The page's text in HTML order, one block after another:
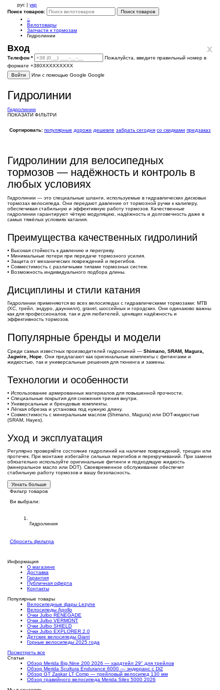
рус | укр
Поиск товаров:
Поиск товаров
⌂
Велотовары
Запчасти к тормозам
Гидролинии
x
Вход
Телефон *
Пожалуйста, введите правильный номер в
формате +380XXXXXXXXX
Войти
Или с помощью Google Google
Гидролинии
Гидролинии
ПОКАЗАТИ ФІЛЬТРИ
Сортировать: популярные дороже дешевле забрать сегодня со скидками предзаказ
Гидролинии для велосипедных
тормозов — надёжность и контроль в
любых условиях
Гидролинии — это специальные шланги, используемые в гидравлических дисковых
тормозах велосипеда. Они передают давление от тормозной ручки к калиперу,
обеспечивая стабильную и эффективную работу тормозов. Качественные
гидролинии гарантируют чёткую модуляцию, надёжность и долговечность даже в
самых тяжёлых условиях катания.
Преимущества качественных гидролиний
• Высокая стойкость к давлению и перегреву.
• Минимальные потери при передаче тормозного усилия.
• Защита от механических повреждений и перегибов.
• Совместимость с различными типами тормозных систем.
• Возможность индивидуального подбора длины.
Дисциплины и стили катания
Гидролинии применяются во всех велосипедах с гидравлическими тормозами: MTB
(XC, трейл, эндуро, даунхилл), gravel, шоссейных и городских. Они одинаково важны
как для профессионалов, так и для любителей, ценящих надёжность и
эффективность тормозов.
Популярные бренды и модели
Среди самых известных производителей гидролиний — Shimano, SRAM, Magura,
Jagwire, Hope . Они предлагают как оригинальные комплекты с фитингами и
жидкостью, так и универсальные решения для тюнинга и замены.
Технологии и особенности
• Использование армированных материалов для повышенной прочности.
• Специальные покрытия для снижения трения внутри.
• Универсальные и брендовые комплекты.
• Лёгкая обрезка и установка под нужную длину.
• Совместимость с минеральным маслом (Shimano, Magura) или DOT-жидкостью
(SRAM, Hayes).
Уход и эксплуатация
Регулярно проверяйте состояние гидролиний на наличие повреждений, трещин или
протечек. При монтаже избегайте сильных перегибов и перекручиваний. При замене
обязательно используйте оригинальные фитинги и подходящую жидкость
(минеральное масло или DOT). Своевременное обслуживание обеспечит
стабильную работу тормозов и вашу безопасность.
Узнать больше
Фильтр товаров
Ви выбрали:
Гидролиния
Сбросить фильтра
Информация
О магазине
Доставка
Гарантия
Публичная оферта
Контакты
Популярные товары
Велосипедные фары Lezyne
Велосипеды Apollo
Очки Julbo RENEGADE
Очки Julbo VERMONT
Очки Julbo SHIELD
Очки Julbo EXPLORER 2.0
Детские велосипеды Giant
Горные велосипеды 2025 года
Посмотреть все
Статьи
Обзор Merida Big.Nine 200 2026 — хардтейл 29" для трейлов
Обзор Merida Scultura Endurance 6000 — эндюранс с Di2
Обзор GT Zaskar LT Comp — трейловый велосипед 130 мм
Обзор гравийного велосипеда Merida Silex 5000 2026